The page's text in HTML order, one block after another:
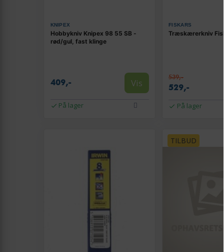
KNIPEX
Hobbykniv Knipex 98 55 SB -
rød/gul, fast klinge
409,- Vis
På lager
FISKARS
Træskærerkniv
539,-
529,-
På lager
TILBUD